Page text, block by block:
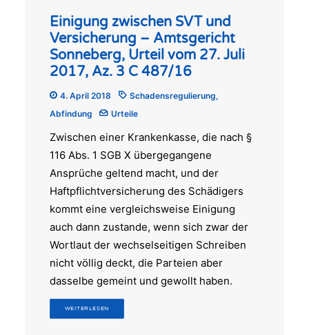
Einigung zwischen SVT und
Versicherung – Amtsgericht
Sonneberg, Urteil vom 27. Juli
2017, Az. 3 C 487/16
4. April 2018 Schadensregulierung,
Abfindung
Urteile
Zwischen einer Krankenkasse, die nach §
116 Abs. 1 SGB X übergegangene
Ansprüche geltend macht, und der
Haftpflichtversicherung des Schädigers
kommt eine vergleichsweise Einigung
auch dann zustande, wenn sich zwar der
Wortlaut der wechselseitigen Schreiben
nicht völlig deckt, die Parteien aber
dasselbe gemeint und gewollt haben.
WEITERLESEN